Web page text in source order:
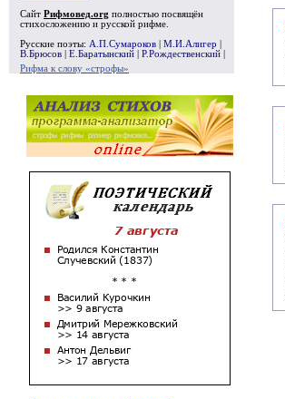
Сайт Рифмовед.org полностью посвящён
стихосложению и русской рифме.
Русские поэты: А.П.Сумароков М.И.Алигер
В.Брюсов
Е.Баратынский Р.Рождественский
Рифма к слову «строфы»